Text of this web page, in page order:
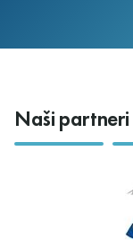
Naši partneri